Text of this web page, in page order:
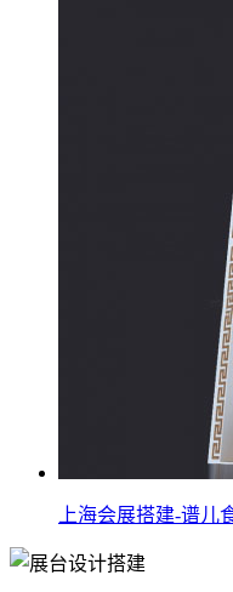
上海会展搭建-谱儿